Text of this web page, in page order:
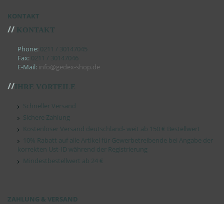
KONTAKT
// KONTAKT
Phone: 0211 / 30147045
Fax: 0211 / 30147046
E-Mail: info@gedex-shop.de
//IHRE VORTEILE
Schneller Versand
Sichere Zahlung
Kostenloser Versand deutschland- weit ab 150 € Bestellwert
10% Rabatt auf alle Artikel für Gewerbetreibende bei Angabe der
korrekten Ust-ID während der Registrierung
Mindestbestellwert ab 24 €
ZAHLUNG & VERSAND